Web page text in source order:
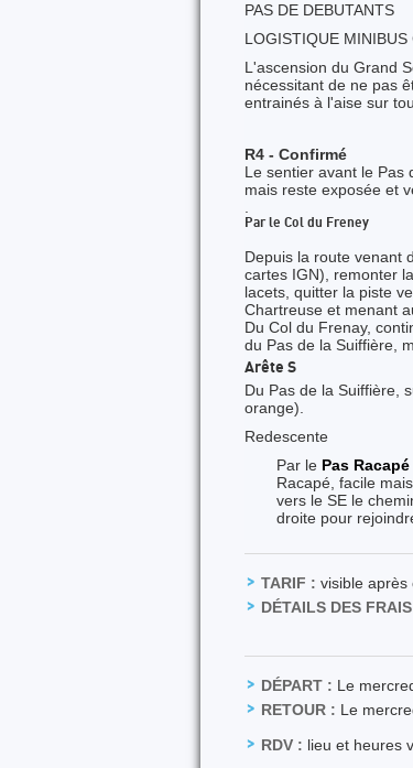
PAS DE DEBUTANTS
LOGISTIQUE MINIBUS
L'ascension du Grand
nécessitant de ne pas
entrainés à l'aise sur
R4 - Confirmé
Le sentier avant le Pas
mais reste exposée et
Par le Col du Freney
Depuis la route venant
cartes IGN), remonter
lacets, quitter la piste
Chartreuse et menant
Du Col du Frenay,
du Pas de la Suiffière,
Arête S
Du Pas de la Suiffière,
orange).
Redescente
Par le Pas Racapé
Racapé, facile
vers le SE le
droite pour
TARIF : visible après
DÉTAILS DES
DÉPART : Le
RETOUR : Le
RDV : lieu et heures